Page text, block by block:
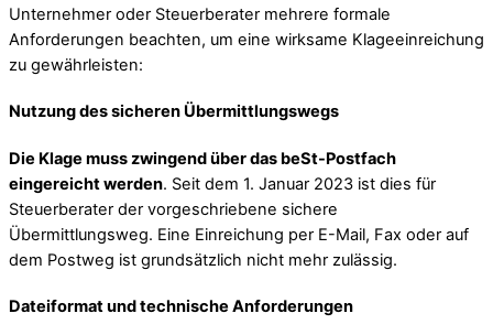
Unternehmer oder Steuerberater mehrere formale
Anforderungen beachten, um eine wirksame Klageeinreichung
zu gewährleisten:
Nutzung des sicheren Übermittlungswegs
Die Klage muss zwingend über das beSt-Postfach
eingereicht werden. Seit dem 1. Januar 2023 ist dies für
Steuerberater der vorgeschriebene sichere
Übermittlungsweg. Eine Einreichung per E-Mail, Fax oder auf
dem Postweg ist grundsätzlich nicht mehr zulässig.
Dateiformat und technische Anforderungen